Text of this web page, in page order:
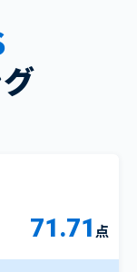
71.71 点